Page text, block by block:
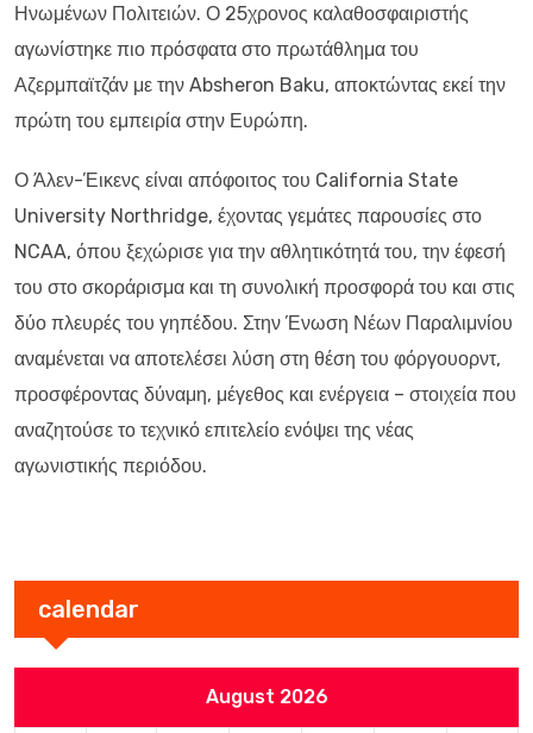
Ηνωμένων Πολιτειών. Ο 25χρονος καλαθοσφαιριστής
αγωνίστηκε πιο πρόσφατα στο πρωτάθλημα του
Αζερμπαϊτζάν με την Absheron Baku, αποκτώντας εκεί την
πρώτη του εμπειρία στην Ευρώπη.
Ο Άλεν-Έικενς είναι απόφοιτος του California State
University Northridge, έχοντας γεμάτες παρουσίες στο
NCAA, όπου ξεχώρισε για την αθλητικότητά του, την έφεσή
του στο σκοράρισμα και τη συνολική προσφορά του και στις
δύο πλευρές του γηπέδου. Στην Ένωση Νέων Παραλιμνίου
αναμένεται να αποτελέσει λύση στη θέση του φόργουορντ,
προσφέροντας δύναμη, μέγεθος και ενέργεια – στοιχεία που
αναζητούσε το τεχνικό επιτελείο ενόψει της νέας
αγωνιστικής περιόδου.
calendar
August 2026